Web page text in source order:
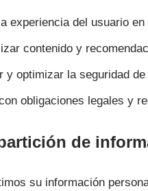
experiencia del usuario en
contenido y
y optimizar la seguridad
obligaciones legales y
de
su información